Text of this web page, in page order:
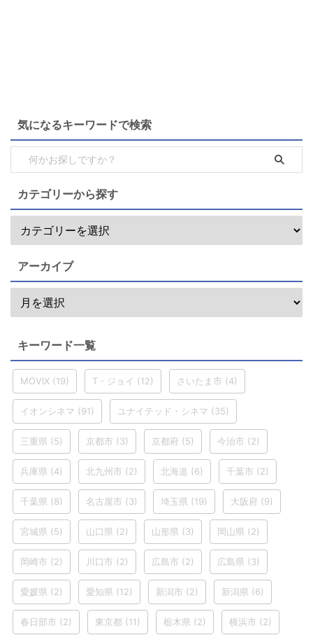
気になるキーワードで検索
カテゴリーから探す
アーカイブ
キーワード一覧
MOVIX (19) T・ジョイ (12) さいたま市 (4)
イオンシネマ (91) ユナイテッド・シネマ (35)
三重県 (5) 京都市 (3) 京都府 (5) 今治市 (2)
兵庫県 (4) 北九州市 (2) 北海道 (6) 千葉市 (2)
千葉県 (8) 名古屋市 (3) 埼玉県 (19) 大阪府 (9)
宮城県 (5) 山口県 (2) 山形県 (3) 岡山県 (2)
岡崎市 (2) 川口市 (2) 広島市 (2) 広島県 (3)
愛媛県 (2) 愛知県 (12) 新潟市 (2) 新潟県 (6)
春日部市 (2) 東京都 (11) 栃木県 (2) 横浜市 (2)